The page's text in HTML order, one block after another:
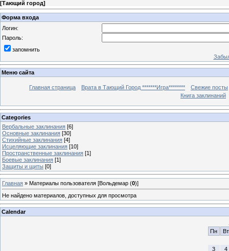
[Тающий город]
Форма входа
Логин:
Пароль:
запомнить
Меню сайта
Главная страница Врата в Тающий Город *******Игра********
Свежие посты
Книга заклинаний
Categories
Вербальные заклинания [6]
Основные заклинания [30]
Стихийные заклинания [4]
Исцеляющие заклинания [10]
Пространственные заклинания [1]
Боевые заклинания [1]
Защиты и щиты [0]
Главная » Материалы пользователя [Вольдемар (0)]
Не найдено материалов, доступных для просмотра
Calendar
Пн
Вт
3
4